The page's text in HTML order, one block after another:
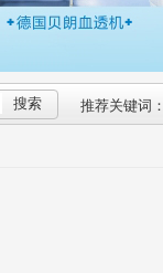
推荐关键词